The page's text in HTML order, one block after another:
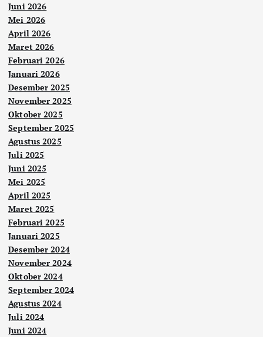
Juni 2026
Mei 2026
April 2026
Maret 2026
Februari 2026
Januari 2026
Desember 2025
November 2025
Oktober 2025
September 2025
Agustus 2025
Juli 2025
Juni 2025
Mei 2025
April 2025
Maret 2025
Februari 2025
Januari 2025
Desember 2024
November 2024
Oktober 2024
September 2024
Agustus 2024
Juli 2024
Juni 2024